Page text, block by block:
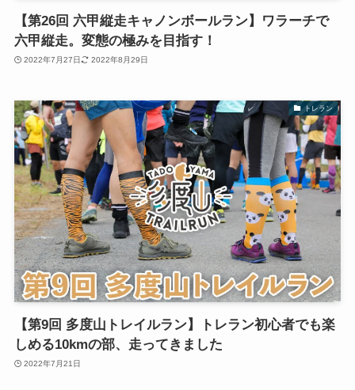
【第26回 六甲縦走キャノンボールラン】ワラーチで
六甲縦走。変態の極みを目指す！
2022年7月27日 2022年8月29日
トレラン
【第9回 多度山トレイルラン】トレラン初心者でも楽
しめる10kmの部、走ってきました
2022年7月21日